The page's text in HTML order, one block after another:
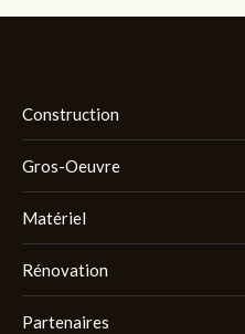
Construction
Gros-Oeuvre
Matériel
Rénovation
Partenaires